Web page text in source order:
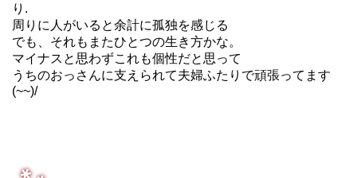
り.
周りに人がいると余計に孤独を感じる
でも、それもまたひとつの生き方かな。
マイナスと思わずこれも個性だと思って
うちのおっさんに支えられて夫婦ふたりで頑張ってます
(~~)/